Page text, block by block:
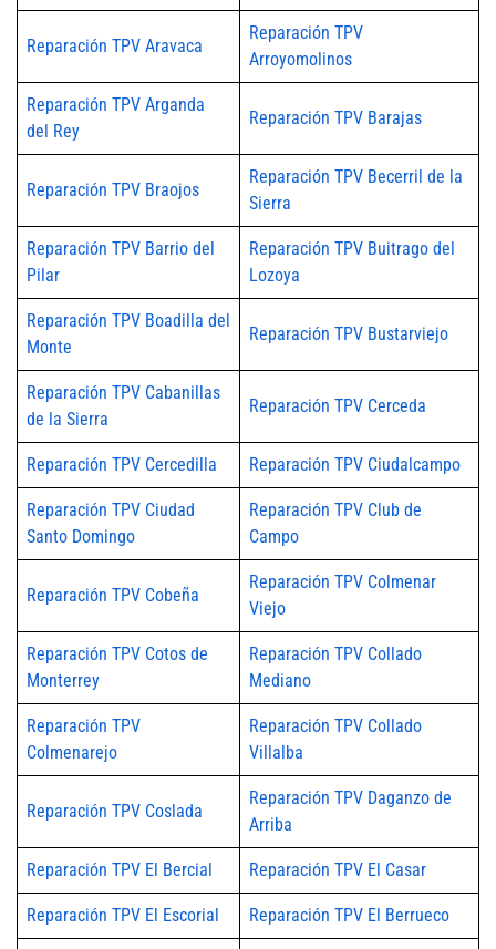
Reparación TPV Aravaca
Reparación TPV
Arroyomolinos
Reparación TPV Arganda
del Rey
Reparación TPV Barajas
Reparación TPV Braojos
Reparación TPV Becerril de la
Sierra
Reparación TPV Barrio del
Pilar
Reparación TPV Buitrago del
Lozoya
Reparación TPV Boadilla del
Monte
Reparación TPV Bustarviejo
Reparación TPV Cabanillas
de la Sierra
Reparación TPV Cerceda
Reparación TPV Cercedilla Reparación TPV Ciudalcampo
Reparación TPV Ciudad
Santo Domingo
Reparación TPV Club de
Campo
Reparación TPV Cobeña
Reparación TPV Colmenar
Viejo
Reparación TPV Cotos de
Monterrey
Reparación TPV Collado
Mediano
Reparación TPV
Colmenarejo
Reparación TPV Collado
Villalba
Reparación TPV Coslada
Reparación TPV Daganzo de
Arriba
Reparación TPV El Bercial Reparación TPV El Casar
Reparación TPV El Escorial Reparación TPV El Berrueco